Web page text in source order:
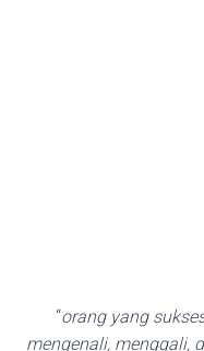
“orang yang
mengenali, menggali,